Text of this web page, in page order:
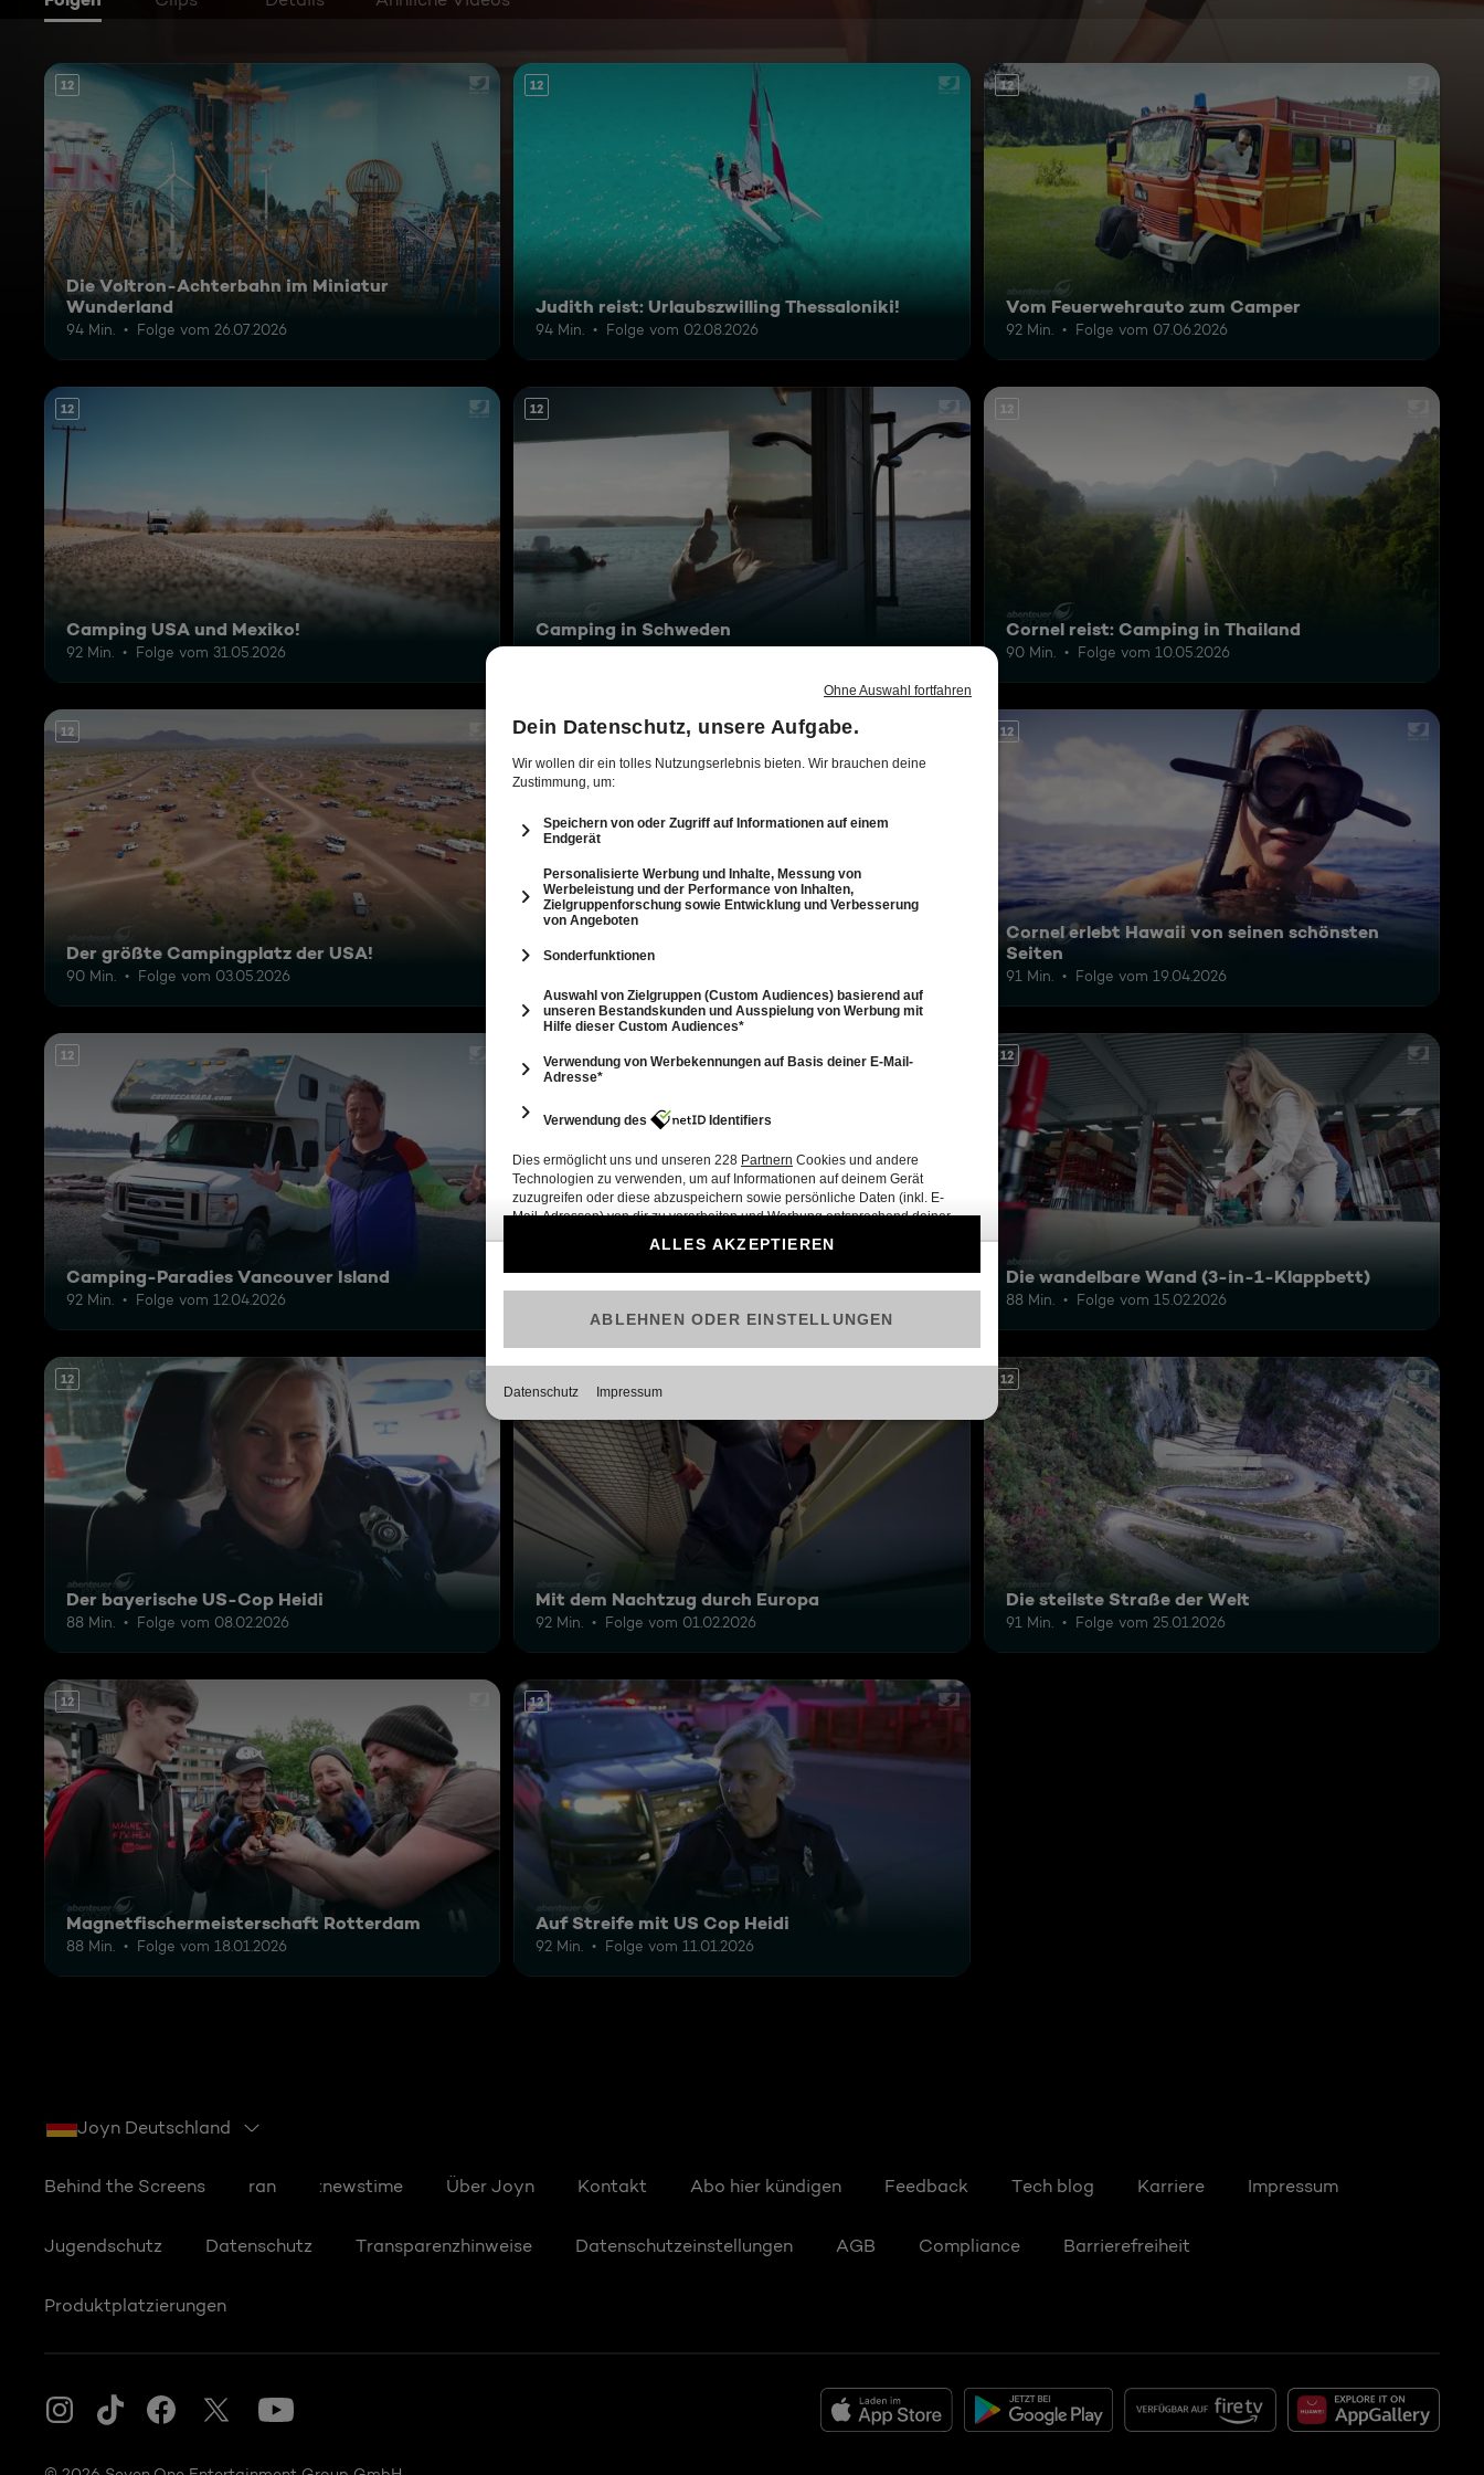
12
Die Voltron-Achterbahn im Miniatur
Wunderland
94 Min. Folge vom 26.07.2026
12
Judith reist: Urlaubszwilling Thessaloniki!
94 Min. Folge vom 02.08.2026
12
Vom Feuerwehrauto zum Camper
92 Min. Folge vom 07.06.2026
12
Camping USA und Mexiko!
92 Min. Folge vom 31.05.2026
12
Camping in Schweden
92 Min. Folge vom 17.05.2026
12
Cornel reist: Camping in Thailand
90 Min. Folge vom 10.05.2026
12
Der größte Campingplatz der USA!
90 Min. Folge vom 03.05.2026
12
Schatzsuche für Erwachsene
12
Cornel erlebt Hawaii von seinen schönsten
Seiten
91 Min. Folge vom 19.04.2026
12
Camping-Paradies Vancouver Island
92 Min. Folge vom 12.04.2026
12
Traumurlaub im Vergleich: Florida oder Puerto
Rico?
12
Die wandelbare Wand (3-in-1-Klappbett)
88 Min. Folge vom 15.02.2026
12
Der bayerische US-Cop Heidi
88 Min. Folge vom 08.02.2026
Mit dem Nachtzug durch Europa
92 Min. Folge vom 01.02.2026
12
Die steilste Straße der Welt
91 Min. Folge vom 25.01.2026
12
Magnetfischermeisterschaft Rotterdam
88 Min. Folge vom 18.01.2026
12
Auf Streife mit US Cop Heidi
92 Min. Folge vom 11.01.2026
Joyn Deutschland
Behind the Screens ran :newstime Über Joyn Kontakt Abo hier kündigen Feedback Tech blog Karriere Impressum
Jugendschutz Datenschutz Transparenzhinweise Datenschutzeinstellungen AGB Compliance Barrierefreiheit
Produktplatzierungen